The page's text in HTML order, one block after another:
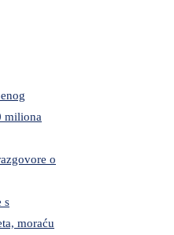
miliona
o
s
moraću